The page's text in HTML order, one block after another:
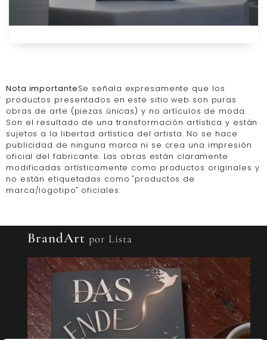
Nota importanteSe señala expresamente que los
productos presentados en este sitio web son puras
obras de arte (piezas únicas) y no artículos de moda.
Son el resultado de una transformación artística y están
sujetos a la libertad artística del artista. No se hace
publicidad de ninguna marca ni se crea una impresión
oficial del fabricante. Las obras están claramente
modificadas artísticamente como productos originales y
no están etiquetadas como "productos de
marca/logotipo" oficiales.
BrandArt por Lista